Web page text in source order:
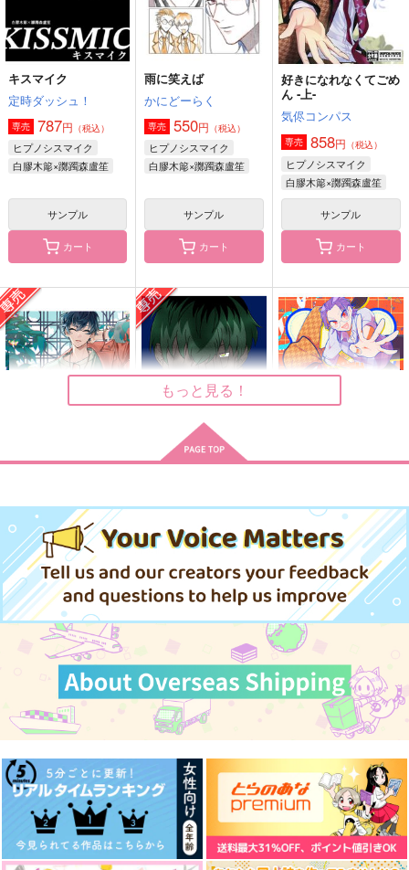
サンプル
作品詳細
サンプル
作品詳細
サンプル
作品詳細
SASARADIO
moon arbor
990円（税込）
白膠木簓×躑躅森盧笙
サンプル
変変身
トカゲ村
739円（税込）
躑躅森盧笙×白膠木簓
サンプル
作品詳細
毎日がエブリデイ
モニカ
629円（税込）
躑躅森盧笙×白膠木簓
サンプル
629円（税込）
サンプル
作品詳細
Log:02
BREAD
2,144円
サンプル
作品詳細
遥かの残響 下
トカゲ村
（税込）
サンプル
作品詳細
キスマイク
定時ダッシュ！
専売 787円 （税込）
ヒプノシスマイク
白膠木簓×躑躅森盧笙
サンプル
カート
雨に笑えば
かにどーらく
専売 550円 （税込）
ヒプノシスマイク
白膠木簓×躑躅森盧笙
サンプル
カート
好きになれなくてごめ
ん ‐上-
気侭コンパス
専売 858円 （税込）
ヒプノシスマイク
白膠木簓×躑躅森盧笙
サンプル
カート
BREAD
専売 2,144 円（税込）
ヒプノシスマイク
白膠木簓×躑躅森盧笙
サンプル
カート
ミンチ
専売 629円（税込）
白膠木簓×躑躅森盧笙
サンプル
じなまとめ本～BL編
こんちくしょう！
1,257 円（税込）
ヒプノシスマイク
サンプル
もっと見る！